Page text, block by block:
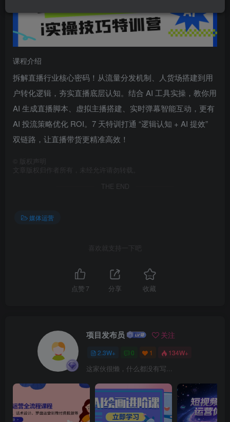
课程介绍
拆解直播行业核心密码！从流量分发机制、人货场搭建到用
户转化逻辑，夯实直播底层认知。结合 AI 工具实操，教你用
AI 生成直播脚本、虚拟主播搭建、实时弹幕智能互动，更有
AI 投流策略优化 ROI。7 天特训打通 “逻辑认知 + AI 提效”
双链路，让直播带货更精准高效！
版权声明
文章版权归作者所有，未经允许请勿转载。
THE END
媒体运营
喜欢就支持一下吧
点赞 7 分享 收藏
项目发布员 关注
2.3W+ 0 1 134W+
这家伙很懒，什么都没有写...